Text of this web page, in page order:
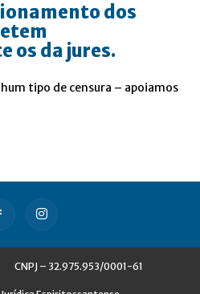
dos
os da jures.
tipo de censura – apoiamos
CNPJ – 32.975.953/0001-61